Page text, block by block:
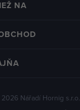
NA
Nářadí Hornig s.r.o.